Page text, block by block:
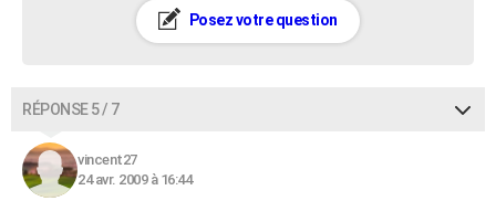
Posez votre question
RÉPONSE 5 / 7
vincent27
24 avr. 2009 à 16:44